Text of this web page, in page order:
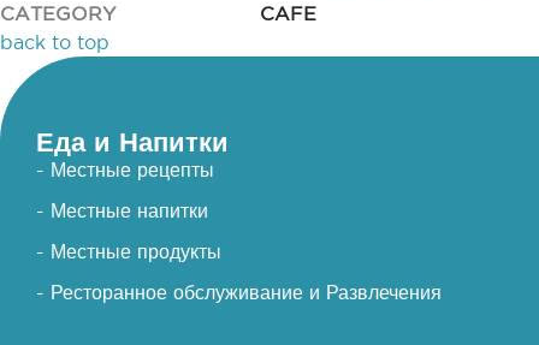
CATEGORY
CAFE
back to top
Еда и Напитки
- Местные рецепты
- Местные напитки
- Местные продукты
- Ресторанное обслуживание и Развлечения